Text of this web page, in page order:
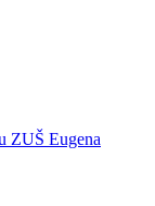
ZUŠ Eugena